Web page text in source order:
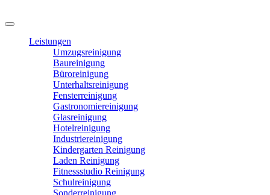
Leistungen
Umzugsreinigung
Baureinigung
Büroreinigung
Unterhaltsreinigung
Fensterreinigung
Gastronomiereinigung
Glasreinigung
Hotelreinigung
Industriereinigung
Kindergarten Reinigung
Laden Reinigung
Fitnessstudio Reinigung
Schulreinigung
Sonderreinigung